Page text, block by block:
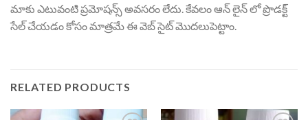
మాకు ఎటువంటి ప్రమోషన్స్ అవసరం లేదు. కేవలం ఆన్ లైన్ లో ప్రొడక్ట్
సేల్ చేయడం కోసం మాత్రమే ఈ వెబ్ సైట్ మొదలుపెట్టాం.
RELATED PRODUCTS